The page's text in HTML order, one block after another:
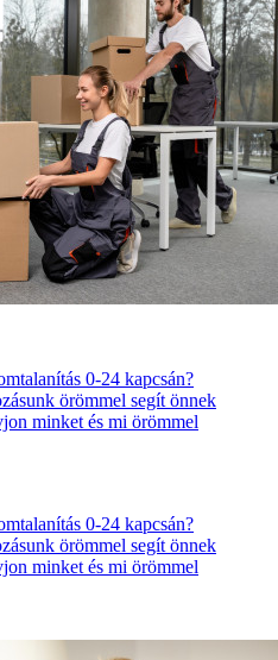
0-24 kapcsán?
örömmel segít önnek
minket és mi örömmel
0-24 kapcsán?
örömmel segít önnek
minket és mi örömmel